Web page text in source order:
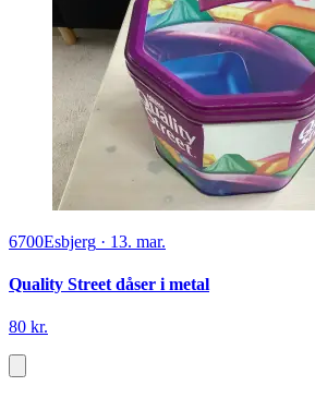
6700Esbjerg · 13. mar.
Quality Street dåser i metal
80 kr.